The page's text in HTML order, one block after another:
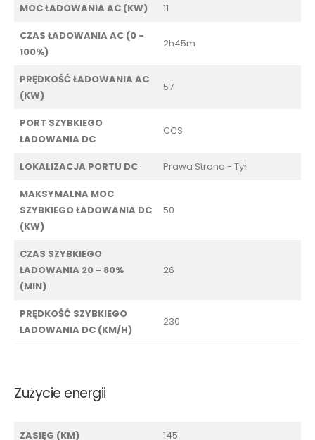
MOC ŁADOWANIA AC (KW) 11
CZAS ŁADOWANIA AC (0 -
100%)
2h45m
PRĘDKOŚĆ ŁADOWANIA AC
(KW)
57
PORT SZYBKIEGO
ŁADOWANIA DC
CCS
LOKALIZACJA PORTU DC Prawa Strona - Tył
MAKSYMALNA MOC
SZYBKIEGO ŁADOWANIA DC
(KW)
50
CZAS SZYBKIEGO
ŁADOWANIA 20 - 80%
(MIN)
26
PRĘDKOŚĆ SZYBKIEGO
ŁADOWANIA DC (KM/H)
230
Zużycie energii
ZASIĘG (KM) 145